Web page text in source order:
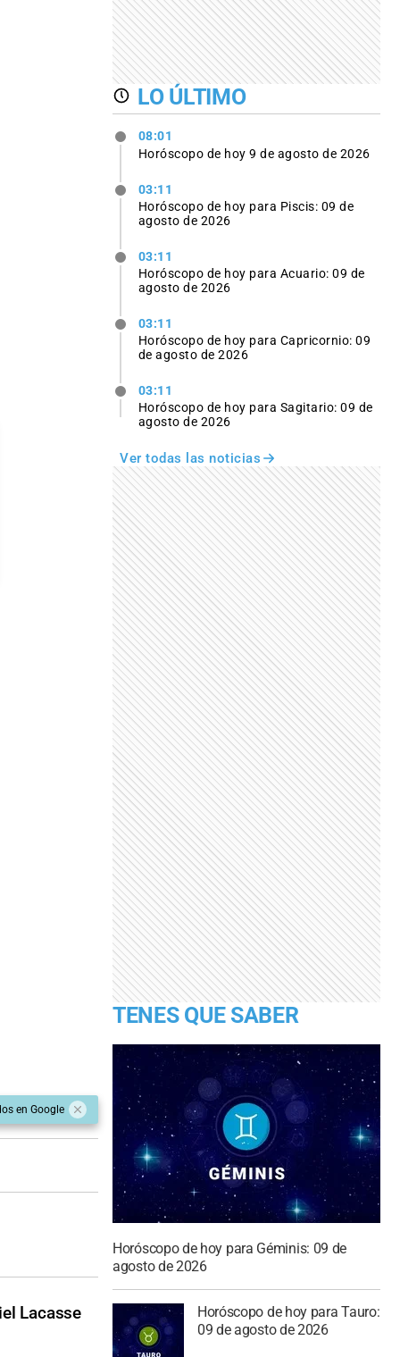
en Google
Lacasse
LO ÚLTIMO
08:01
Horóscopo de hoy 9 de agosto de 2026
03:11
Horóscopo de hoy para Piscis: 09 de
agosto de 2026
03:11
Horóscopo de hoy para Acuario: 09 de
agosto de 2026
03:11
Horóscopo de hoy para Capricornio: 09
de agosto de 2026
03:11
Horóscopo de hoy para Sagitario: 09 de
agosto de 2026
Ver todas las noticias
TENES QUE SABER
Horóscopo de hoy para Géminis: 09 de
agosto de 2026
Horóscopo de hoy para Tauro:
09 de agosto de 2026